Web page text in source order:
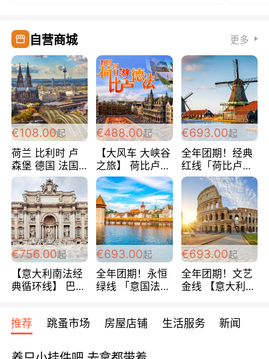
自营商城 更多
€108.00起
荷兰 比利时 卢
森堡 德国 法国
超爽玩遍西欧 循
环线 全程四星宾
馆 108欧/人/天
€488.00起
【大风车 大峡谷
之旅】 荷比卢德
法 巴黎上下 经
典五国四日游
488欧/人
€693.00起
全年团期！经典
红线「荷比卢德
法」七天循环 五
国 仅售99欧/人/
天！巴黎上下！
包拼房~
€756.00起
【意大利南法经
典循环线】 巴黎
宾馆 108欧/天起
全程756欧/位
€693.00起
全年团期！永恒
绿线 「意国法
欧/天起 ~包拼房
€693.00起
全年团期！文艺
金线 【意大利一
每周铁发！
推荐 跳蚤市场 房屋店铺 生活服务 新闻